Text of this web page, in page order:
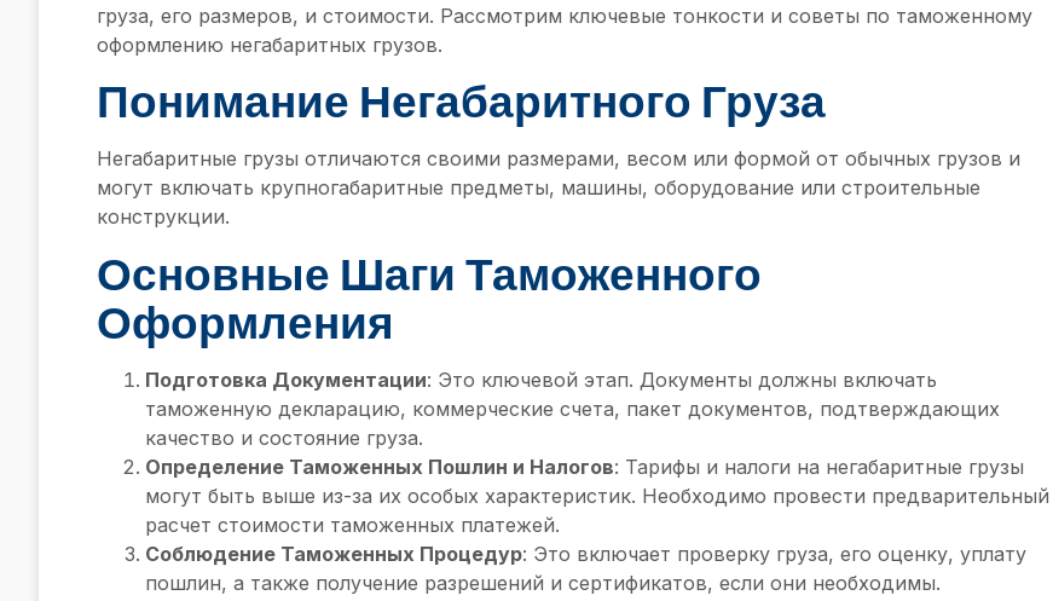
груза, его размеров, и стоимости. Рассмотрим ключевые тонкости и советы по таможенному
оформлению негабаритных грузов.
Понимание Негабаритного Груза
Негабаритные грузы отличаются своими размерами, весом или формой от обычных грузов и
могут включать крупногабаритные предметы, машины, оборудование или строительные
конструкции.
Основные Шаги Таможенного
Оформления
Подготовка Документации: Это ключевой этап. Документы должны включать
таможенную декларацию, коммерческие счета, пакет документов, подтверждающих
качество и состояние груза.
Определение Таможенных Пошлин и Налогов: Тарифы и налоги на негабаритные грузы
могут быть выше из-за их особых характеристик. Необходимо провести предварительный
расчет стоимости таможенных платежей.
Соблюдение Таможенных Процедур: Это включает проверку груза, его оценку, уплату
пошлин, а также получение разрешений и сертификатов, если они необходимы.